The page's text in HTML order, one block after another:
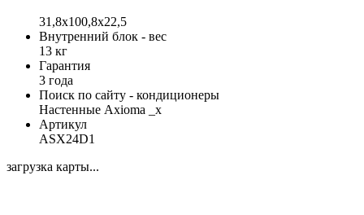
31,8x100,8x22,5
Внутренний блок - вес
13 кг
Гарантия
3 года
Поиск по сайту - кондиционеры
Настенные Axioma _x
Артикул
ASX24D1
загрузка карты...